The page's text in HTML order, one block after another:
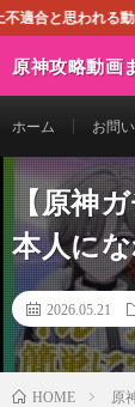
がございま
原神攻略動画
ホーム お問
【原神
本人に
2026.05.21
HOME 原